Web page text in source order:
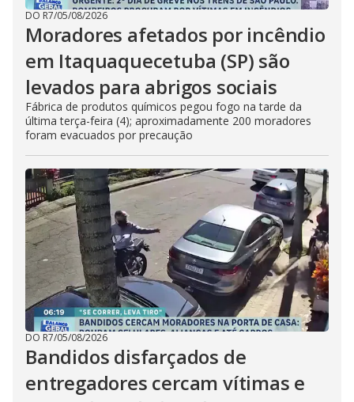
DO R7/05/08/2026
Moradores afetados por incêndio
em Itaquaquecetuba (SP) são
levados para abrigos sociais
Fábrica de produtos químicos pegou fogo na tarde da
última terça-feira (4); aproximadamente 200 moradores
foram evacuados por precaução
DO R7/05/08/2026
Bandidos disfarçados de
entregadores cercam vítimas e